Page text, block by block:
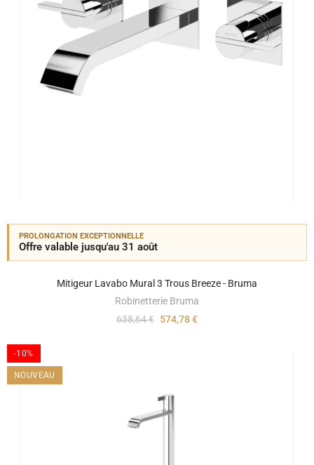
PROLONGATION EXCEPTIONNELLE
Offre valable jusqu'au 31 août
Mitigeur Lavabo Mural 3 Trous Breeze - Bruma
Robinetterie Bruma
638,64 € 574,78 €
-10%
NOUVEAU